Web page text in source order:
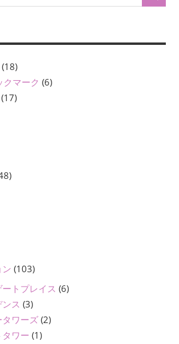
(18)
マーク (6)
(17)
ン (103)
トプレイス (6)
ス (3)
ワーズ (2)
ワー (1)